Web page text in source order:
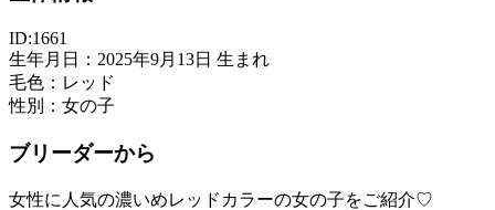
ID:1661
生年月日：2025年9月13日 生まれ
毛色：レッド
性別：女の子
ブリーダーから
女性に人気の濃いめレッドカラーの女の子をご紹介♡